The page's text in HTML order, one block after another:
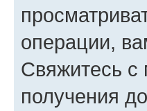
операции,
Свяжитесь
получения